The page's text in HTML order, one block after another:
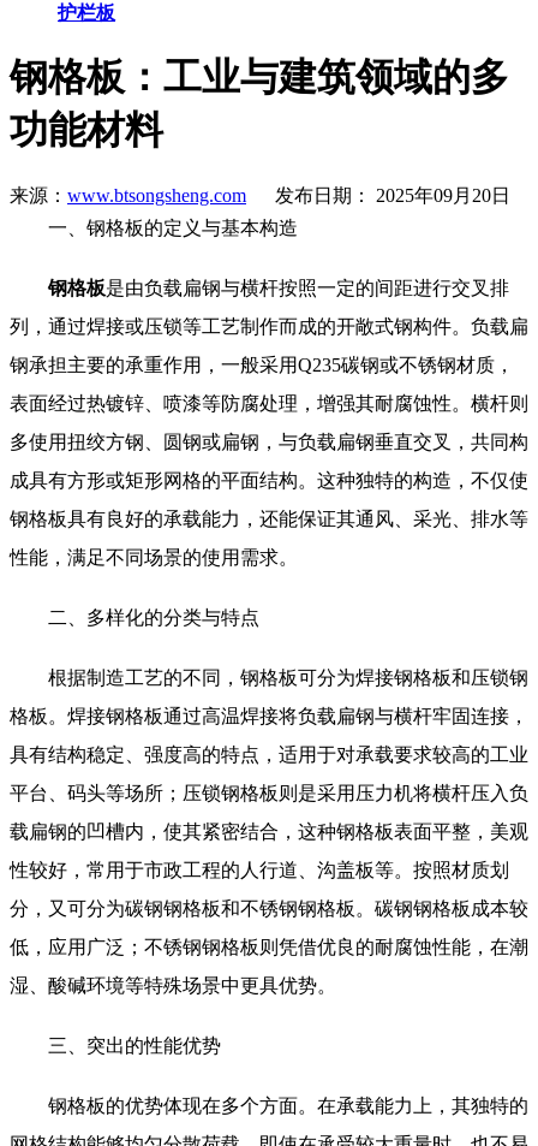
护栏板
钢格板：工业与建筑领域的多
功能材料
来源： www.btsongsheng.com 发布日期： 2025年09月20日
一、钢格板的定义与基本构造
钢格板是由负载扁钢与横杆按照一定的间距进行交叉排
列，通过焊接或压锁等工艺制作而成的开敞式钢构件。负载扁
钢承担主要的承重作用，一般采用Q235碳钢或不锈钢材质，
表面经过热镀锌、喷漆等防腐处理，增强其耐腐蚀性。横杆则
多使用扭绞方钢、圆钢或扁钢，与负载扁钢垂直交叉，共同构
成具有方形或矩形网格的平面结构。这种独特的构造，不仅使
钢格板具有良好的承载能力，还能保证其通风、采光、排水等
性能，满足不同场景的使用需求。
二、多样化的分类与特点
根据制造工艺的不同，钢格板可分为焊接钢格板和压锁钢
格板。焊接钢格板通过高温焊接将负载扁钢与横杆牢固连接，
具有结构稳定、强度高的特点，适用于对承载要求较高的工业
平台、码头等场所；压锁钢格板则是采用压力机将横杆压入负
载扁钢的凹槽内，使其紧密结合，这种钢格板表面平整，美观
性较好，常用于市政工程的人行道、沟盖板等。按照材质划
分，又可分为碳钢钢格板和不锈钢钢格板。碳钢钢格板成本较
低，应用广泛；不锈钢钢格板则凭借优良的耐腐蚀性能，在潮
湿、酸碱环境等特殊场景中更具优势。
三、突出的性能优势
钢格板的优势体现在多个方面。在承载能力上，其独特的